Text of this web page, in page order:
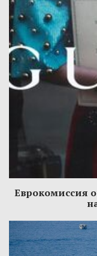
Еврокомиссия